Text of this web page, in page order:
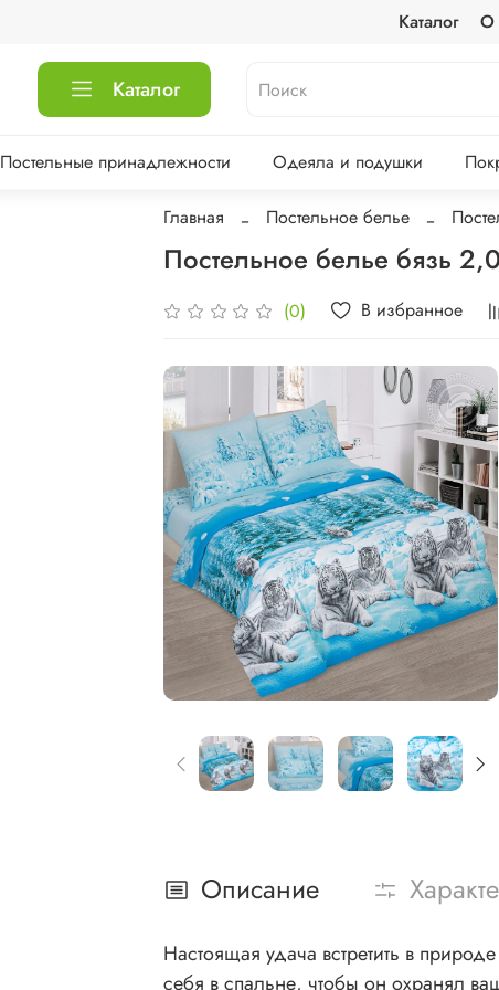
Каталог О
Каталог
Постельные принадлежности Одеяла и подушки
Главная Постельное белье
Постельное белье бязь
(0) В избранное
Описание
Настоящая удача встретить в
себя в спальне, чтобы он охранял